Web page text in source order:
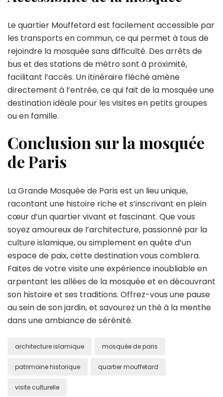
Le quartier Mouffetard est facilement accessible par
les transports en commun, ce qui permet à tous de
rejoindre la mosquée sans difficulté. Des arrêts de
bus et des stations de métro sont à proximité,
facilitant l’accès. Un itinéraire fléché amène
directement à l’entrée, ce qui fait de la mosquée une
destination idéale pour les visites en petits groupes
ou en famille.
Conclusion sur la mosquée
de Paris
La Grande Mosquée de Paris est un lieu unique,
racontant une histoire riche et s’inscrivant en plein
cœur d’un quartier vivant et fascinant. Que vous
soyez amoureux de l’architecture, passionné par la
culture islamique, ou simplement en quête d’un
espace de paix, cette destination vous comblera.
Faites de votre visite une expérience inoubliable en
arpentant les allées de la mosquée et en découvrant
son histoire et ses traditions. Offrez-vous une pause
au sein de son jardin, et savourez un thé à la menthe
dans une ambiance de sérénité.
architecture islamique mosquée de paris
patrimoine historique quartier mouffetard
visite culturelle